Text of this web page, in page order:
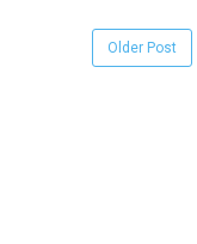
Older Post